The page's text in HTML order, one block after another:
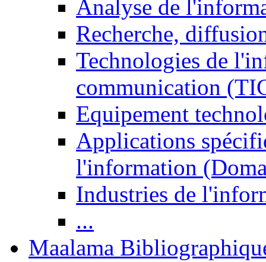
Analyse de
Recherche,
Technologies de
communication
Equipement
Applications
l'information
Industries de
...
Maalama